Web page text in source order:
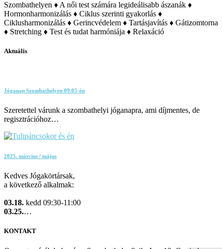
Szombathelyen ♦ A női test számára legideálisabb ászanák ♦
Hormonharmonizálás ♦ Ciklus szerinti gyakorlás ♦
Ciklusharmonizálás ♦ Gerincvédelem ♦ Tartásjavítás ♦ Gátizomtorna
♦ Stretching ♦ Test és tudat harmóniája ♦ Relaxáció
Aktuális
Jóganap Szombathelyen 09.05-én
Szeretettel várunk a szombathelyi jóganapra, ami díjmentes, de
regisztrációhoz…
2025. március / május
Kedves Jógakörtársak,
a következő alkalmak:
03.18. kedd 09:30-11:00
03.25.…
KONTAKT